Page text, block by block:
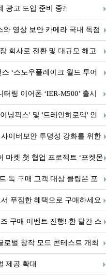
광고 도입 준비 중?
와 영상 보안 카메라 국내 독점
회사로 전환 및 대규모 해고
‘스노우플레이크 월드 투어
링 이어폰 ‘IER-M500’ 출시
닝픽스' 및 '트레인히로익' 인
원 확대
이버보안 투명성 강화를 위한
마켓 첫 협업 프로젝트 ‘포켓몬
독 구매 고객 대상 클링온 포
진행
푸짐한 혜택으로 구매하세요
구매 이벤트 진행! 한 달간 스
DUAL까지 증정
벌 창작 모드 콘테스트 개최
제공 확대